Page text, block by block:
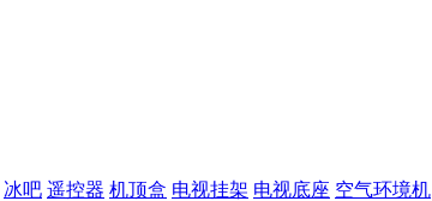
冰吧 遥控器 机顶盒 电视挂架 电视底座 空气环境机